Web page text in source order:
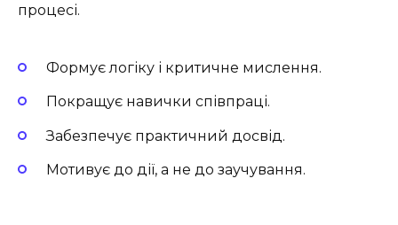
процесі.
Формує логіку і критичне мислення.
Покращує навички співпраці.
Забезпечує практичний досвід.
Мотивує до дії, а не до заучування.